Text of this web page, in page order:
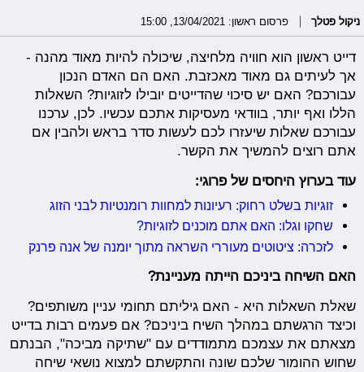
ניקול פטלך פרסום ראשון: 13/04/2021, 15:00
דייט ראשון הוא חוויה מלחיצה, שיכולה להיות מאוד מהנה -
אך לעיתים גם מאוד מאכזבת. האם הם האדם הנכון
עבורכם? האם יש סיכוי שהדייטים יובילו לזוגיות? השאלות
הללו ואף יותר, בוודאי מעסיקות אתכם עכשיו. לכן, ערכנו
עבורכם שאלות שיעזרו לכם לעשות סדר בראש ולהבין אם
אתם רוצים להמשיך את הקשר.
עוד בערוץ היחסים של פרוגי:
זוגיות בשלט רחוק: רעיונות למחוות רומנטיות לבני הזוג
שחקו וגלו: האם אתם מוכנים לזוגיות?
לזכרה: ציטוטים מעוררי השראה מתוך יומנה של אנה פרנק
האם השיחה ביניכם הייתה מעניינת?
שאלת השאלות היא - האם גיליתם תחומי עניין משותפים?
וכיצד הרגשתם במהלך השיח ביניכם? אם פעמים רבות בדייט
מצאתם את עצמכם מתמודדים עם "שתיקה מביכה", הבנתם
שחוש ההומור שלכם שונה והתקשתם למצוא נושאי שיחה